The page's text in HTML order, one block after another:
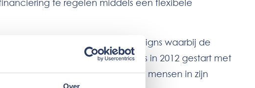
te regelen middels een flexibele
het vakgebied aan gelikte designs waarbij de
specialisten. Jens Kooijenga is in 2012 gestart met
organisatie met enthousiaste mensen in zijn